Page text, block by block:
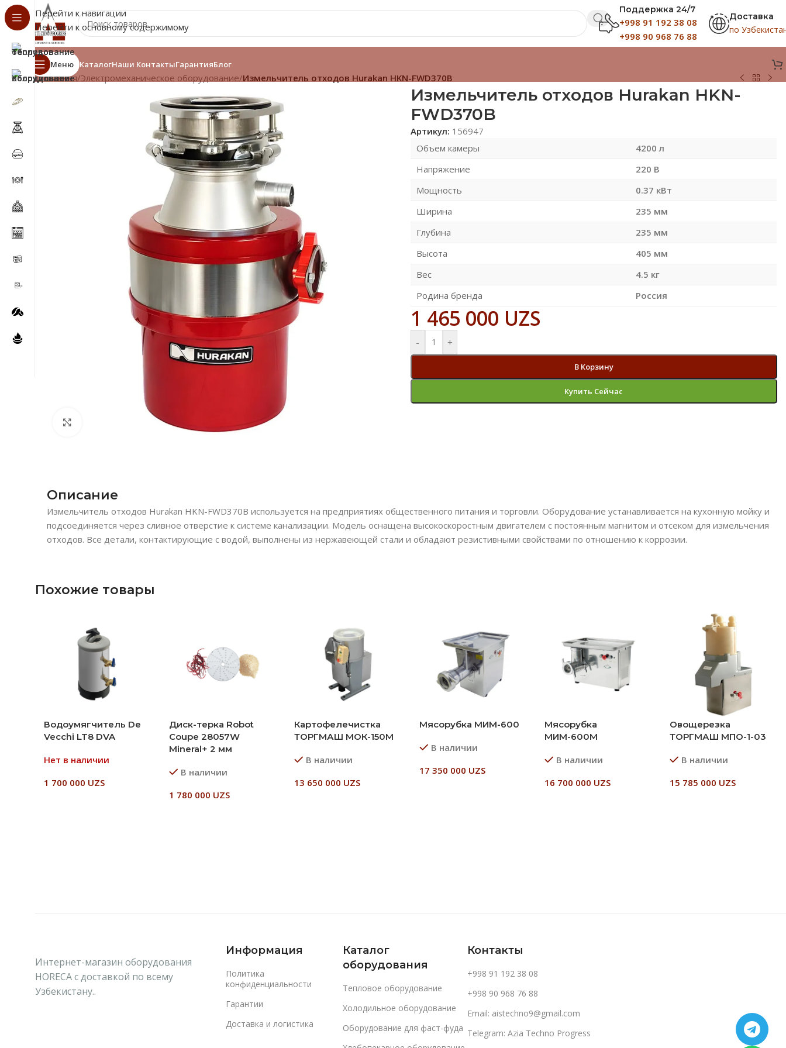
Перейти к навигации
Перейти к основному содержимому
Поддержка 24/7
+998 91 192 38 08
+998 90 968 76 88
Доставка
по
Меню КаталогНаши КонтактыГарантияБлог
Главная/Электромеханическое оборудование/Измельчитель отходов Hurakan HKN-FWD370B
Нажмите, чтобы увеличить
Измельчитель отходов Hurakan HKN-
FWD370B
Артикул: 156947
Объем камеры
4200 л
Напряжение
220 В
Мощность
0.37 кВт
Ширина
235 мм
Глубина
235 мм
Высота
405 мм
Вес
4.5 кг
Родина бренда
Россия
1 465 000 UZS
- +
В Корзину
Купить Сейчас
Описание
Измельчитель отходов Hurakan HKN-FWD370B используется на предприятиях общественного питания и торговли. Оборудование устанавливается на кухонную мойку и
подсоединяется через сливное отверстие к системе канализации. Модель оснащена высокоскоростным двигателем с постоянным магнитом и отсеком для измельчения
отходов. Все детали, контактирующие с водой, выполнены из нержавеющей стали и обладают резистивными свойствами по отношению к коррозии.
Похожие товары
Водоумягчитель De
Vecchi LT8 DVA
Нет в наличии
1 700 000 UZS
Диск-терка Robot
Coupe 28057W
Mineral+ 2 мм
В наличии
1 780 000 UZS
Картофелечистка
ТОРГМАШ МОК-150М
В наличии
13 650 000 UZS
Мясорубка МИМ-600
В наличии
17 350 000 UZS
Мясорубка
МИМ-600М
В наличии
16 700 000 UZS
Овощерезка
ТОРГМАШ МПО-1-03
В наличии
15 785 000 UZS
Интернет-магазин оборудования
HORECA с доставкой по всему
Узбекистану..
Информация
Политика
конфиденциальности
Гарантии
Доставка и логистика
Каталог
оборудования
Тепловое оборудование
Холодильное оборудование
Оборудование для фаст-фуда
Контакты
+998 91 192 38 08
+998 90 968 76 88
Email: aistechno9@gmail.com
Telegram: Azia Techno Progress